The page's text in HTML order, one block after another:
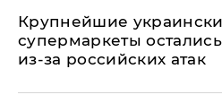
Крупнейшие
супермаркеты
из-за российских атак